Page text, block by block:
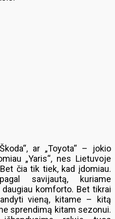
ar „Toyota“ – jokio
„Yaris“, nes Lietuvoje
čia tik tiek, kad įdomiau.
savijautą, kuriame
komforto. Bet tikrai
vieną, kitame – kitą
sprendimą kitam sezonui.